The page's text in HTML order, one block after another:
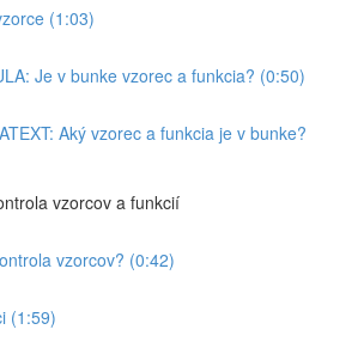
(1:03)
Je v bunke vzorec a funkcia? (0:50)
Aký vzorec a funkcia je v bunke?
vzorcov a funkcií
vzorcov? (0:42)
(1:59)